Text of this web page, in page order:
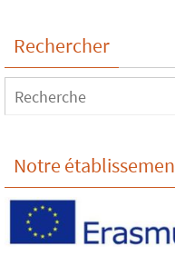
Rechercher
Notre